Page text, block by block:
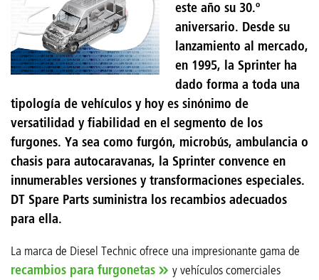
este año su 30.º
aniversario. Desde su
lanzamiento al mercado,
en 1995, la Sprinter ha
dado forma a toda una
tipología de vehículos y hoy es sinónimo de
versatilidad y fiabilidad en el segmento de los
furgones. Ya sea como furgón, microbús, ambulancia o
chasis para autocaravanas, la Sprinter convence en
innumerables versiones y transformaciones especiales.
DT Spare Parts suministra los recambios adecuados
para ella.
La marca de Diesel Technic ofrece una impresionante gama de
recambios para furgonetas
y vehículos comerciales